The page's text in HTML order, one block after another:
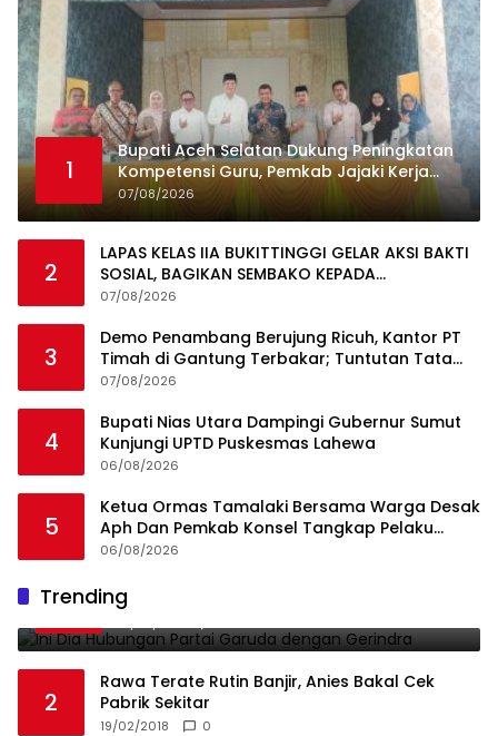
1
Bupati Aceh Selatan Dukung Peningkatan
Kompetensi Guru, Pemkab Jajaki Kerja
Sama dengan Pascasarjana USK
07/08/2026
2
LAPAS KELAS IIA BUKITTINGGI GELAR AKSI BAKTI
SOSIAL, BAGIKAN SEMBAKO KEPADA
MASYARAKAT SEKITAR
07/08/2026
3
Demo Penambang Berujung Ricuh, Kantor PT
Timah di Gantung Terbakar; Tuntutan Tata
Niaga Timah Jadi Sorotan
07/08/2026
4
Bupati Nias Utara Dampingi Gubernur Sumut
Kunjungi UPTD Puskesmas Lahewa
06/08/2026
5
Ketua Ormas Tamalaki Bersama Warga Desak
Aph Dan Pemkab Konsel Tangkap Pelaku
Angkut Cangkang Sawit Overload, Truk PT KAP
06/08/2026
Trending
1
Gerindra
2
Rawa Terate Rutin Banjir, Anies Bakal Cek
Pabrik Sekitar
19/02/2018 0